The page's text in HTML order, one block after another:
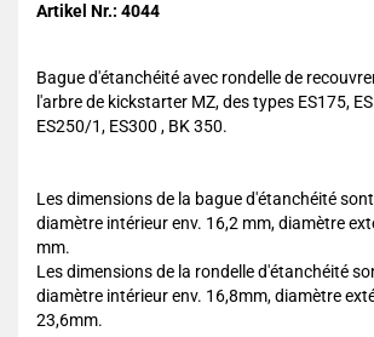
Artikel Nr.: 4044
Bague d'étanchéité avec rondelle de
l'arbre de kickstarter MZ, des types ES175,
ES250/1, ES300 , BK 350.
Les dimensions de la bague d'étanchéité
diamètre intérieur env. 16,2 mm, diamètre
mm.
Les dimensions de la rondelle d'étanchéité
diamètre intérieur env. 16,8mm, diamètre
23,6mm.